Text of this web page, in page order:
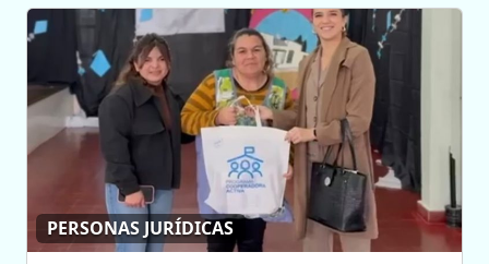
PERSONAS JURÍDICAS